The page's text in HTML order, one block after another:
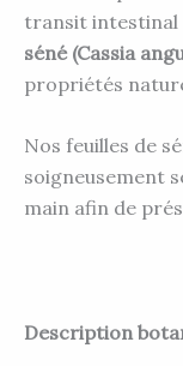
transit intestinal
séné (Cassia
propriétés
Nos feuilles de
soigneusement
main afin de
Description